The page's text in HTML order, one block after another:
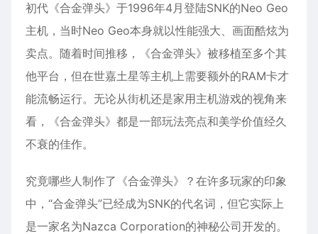
初代《合金弹头》于1996年4月登陆SNK的Neo Geo
主机，当时Neo Geo本身就以性能强大、画面酷炫为
卖点。随着时间推移，《合金弹头》被移植至多个其
他平台，但在世嘉土星等主机上需要额外的RAM卡才
能流畅运行。无论从街机还是家用主机游戏的视角来
看，《合金弹头》都是一部玩法亮点和美学价值经久
不衰的佳作。
究竟哪些人制作了《合金弹头》？在许多玩家的印象
中，“合金弹头”已经成为SNK的代名词，但它实际上
是一家名为Nazca Corporation的神秘公司开发的。